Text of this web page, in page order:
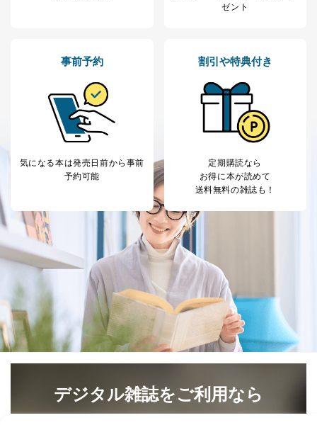
の方の個人情報
個人が特定できない形で取得した
閲覧履歴や購買履歴等の情報を分
析して、趣味・嗜好に
応じた新商品・サービスに関する
当社にお問合わせ
いただいた方の個
お問い合わせ対応、トラブル対
処、オペレーター教育など応対品
3
Aサービス利用者
カスタマーQ＆Aサイトの投稿内容
の確認のため
ｅメール等によるカスタマーQ＆A
サイトのサービス内容のご案内の
ため
ｅメール等による商品、サービ
ス、キャンペーン等の広告に関す
るご案内のため
4
採用応募者の方の
個人情報
採用選考、ご連絡のため
5
当社の従業者の個
人事、総務などの雇用管理等のた
め
6
パートナー（提携
企業）からの委託
個人情報
購入商品配送のため
提携企業及びお客様がご購入され
サービス、キャンペーン等の広告
に関するご案内のため
ゼント
事前予約
気になる本は発売日前から事前
予約可能
割引や特典付き
定期購読なら
お得に本が読めて
送料無料の雑誌も！
デジタル雑誌をご利用なら